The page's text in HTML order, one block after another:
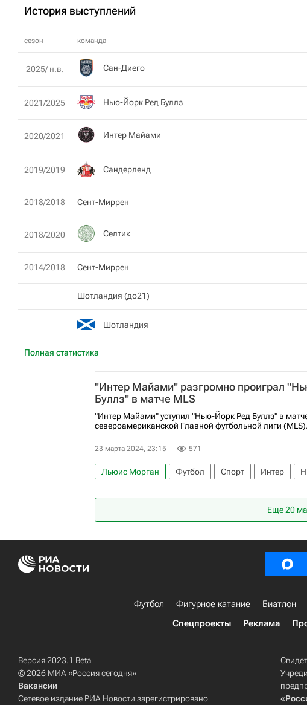
История выступлений
сезон команда
Полная статистика
2025/ н.в. Сан-Диего
2021/2025 Нью-Йорк Ред Буллз
2020/2021 Интер Майами
2019/2019 Сандерленд
2018/2018 Сент-Миррен
2018/2020 Селтик
2014/2018 Сент-Миррен
Шотландия (до21)
Шотландия
"Интер Майами" разгромно проиграл
Буллз" в матче MLS
"Интер Майами" уступил "Нью-Йорк Ред Буллз" в
североамериканской Главной футбольной лиги (MLS).
23 марта 2024, 23:15 571
Льюис Морган Футбол Спорт Интер
Еще 20
Футбол Фигурное катание Биатлон
Спецпроекты
Реклама
Версия 2023.1 Beta
© 2026 МИА «Россия сегодня»
Вакансии
Сетевое издание РИА Новости зарегистрировано